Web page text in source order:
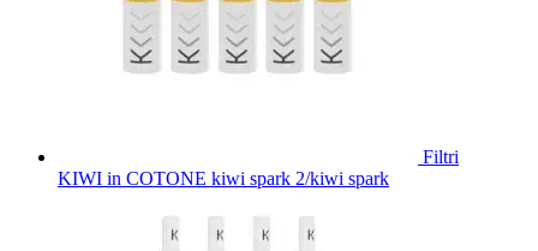
Filtri
KIWI in COTONE kiwi spark 2/kiwi spark